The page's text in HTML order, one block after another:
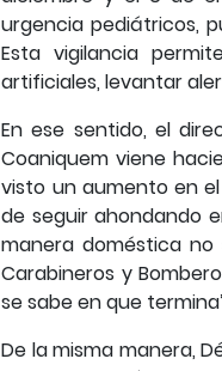
urgencia pediátricos,
Esta vigilancia
artificiales, levantar
En ese sentido, el
Coaniquem viene
visto un aumento en
de seguir ahondando
manera doméstica
Carabineros y
se sabe en que
De la misma manera,